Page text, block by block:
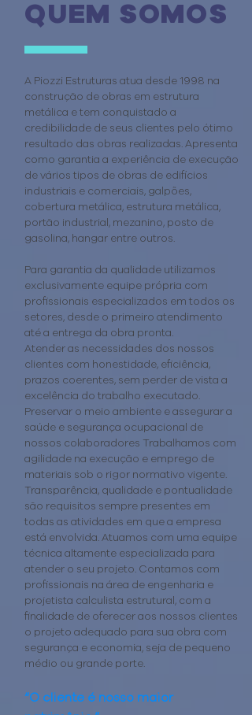
QUEM SOMOS
A Piozzi Estruturas atua desde 1998 na
construção de obras em estrutura
metálica e tem conquistado a
credibilidade de seus clientes pelo ótimo
resultado das obras realizadas. Apresenta
como garantia a experiência de execução
de vários tipos de obras de edifícios
industriais e comerciais, galpões,
cobertura metálica, estrutura metálica,
portão industrial, mezanino, posto de
gasolina, hangar entre outros.
Para garantia da qualidade utilizamos
exclusivamente equipe própria com
profissionais especializados em todos os
setores, desde o primeiro atendimento
até a entrega da obra pronta.
Atender as necessidades dos nossos
clientes com honestidade, eficiência,
prazos coerentes, sem perder de vista a
excelência do trabalho executado.
Preservar o meio ambiente e assegurar a
saúde e segurança ocupacional de
nossos colaboradores Trabalhamos com
agilidade na execução e emprego de
materiais sob o rigor normativo vigente.
Transparência, qualidade e pontualidade
são requisitos sempre presentes em
todas as atividades em que a empresa
está envolvida. Atuamos com uma equipe
técnica altamente especializada para
atender o seu projeto. Contamos com
profissionais na área de engenharia e
projetista calculista estrutural, com a
finalidade de oferecer aos nossos clientes
o projeto adequado para sua obra com
segurança e economia, seja de pequeno
médio ou grande porte.
“O cliente é nosso maior